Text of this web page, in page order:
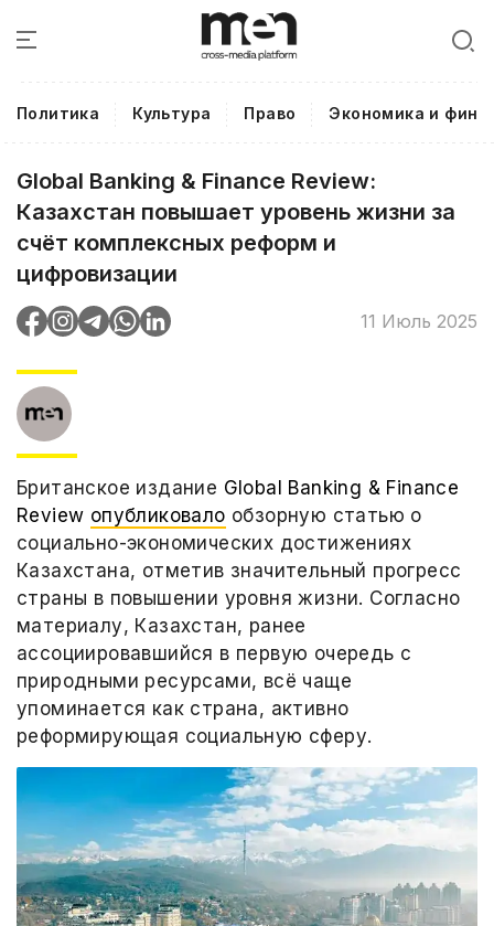
Политика Культура Право Экономика и
Global Banking & Finance Review:
Казахстан повышает уровень жизни за
счёт комплексных реформ и
цифровизации
11 Июль 2025
Британское издание Global Banking & Finance
Review опубликовало обзорную статью о
социально-экономических достижениях
Казахстана, отметив значительный прогресс
страны в повышении уровня жизни. Согласно
материалу, Казахстан, ранее
ассоциировавшийся в первую очередь с
природными ресурсами, всё чаще
упоминается как страна, активно
реформирующая социальную сферу.